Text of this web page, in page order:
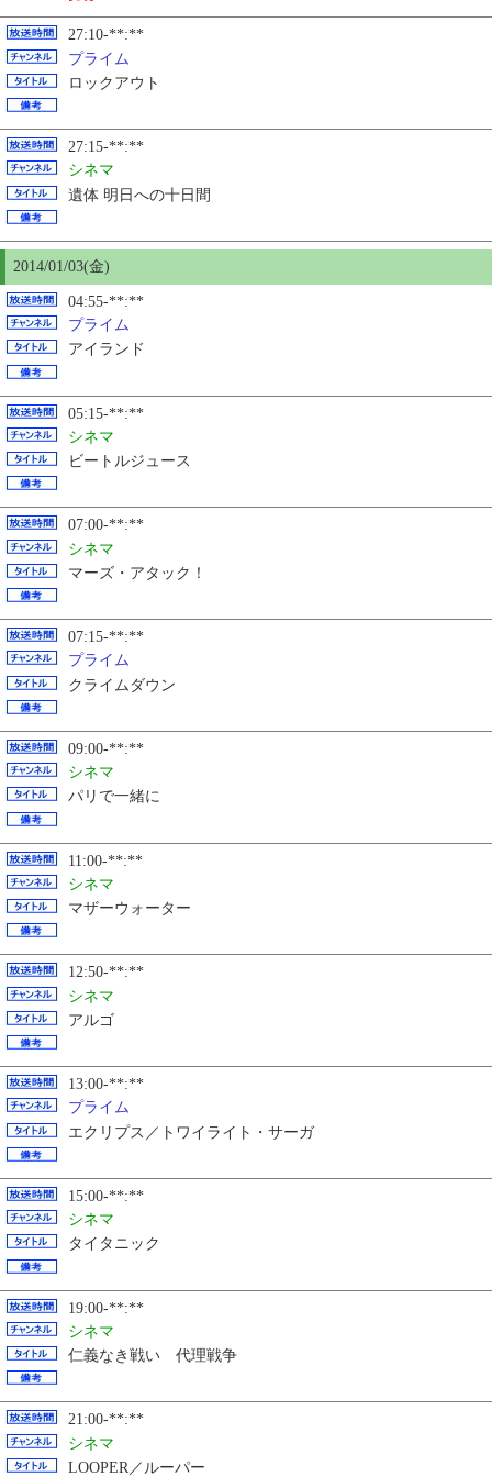
27:10-**:**
プライム
ロックアウト
27:15-**:**
シネマ
遺体 明日への十日間
2014/01/03(金)
04:55-**:**
プライム
アイランド
05:15-**:**
シネマ
ビートルジュース
07:00-**:**
シネマ
マーズ・アタック！
07:15-**:**
プライム
クライムダウン
09:00-**:**
シネマ
パリで一緒に
11:00-**:**
シネマ
マザーウォーター
12:50-**:**
シネマ
アルゴ
13:00-**:**
プライム
エクリプス／トワイライト・サーガ
15:00-**:**
シネマ
タイタニック
19:00-**:**
シネマ
仁義なき戦い 代理戦争
21:00-**:**
シネマ
LOOPER／ルーパー